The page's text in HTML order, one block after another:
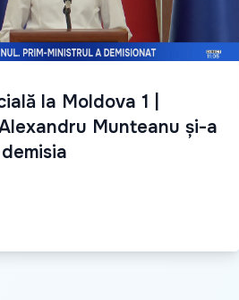
la Moldova 1 |
Munteanu și-a